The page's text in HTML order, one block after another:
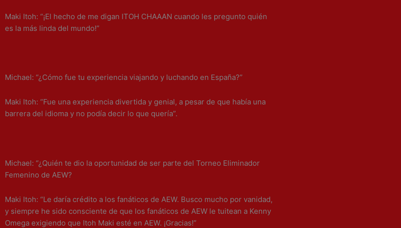
Maki Itoh: “¡El hecho de me digan ITOH CHAAAN cuando les pregunto quién
es la más linda del mundo!”
Michael: “¿Cómo fue tu experiencia viajando y luchando en España?”
Maki Itoh: “Fue una experiencia divertida y genial, a pesar de que había una
barrera del idioma y no podía decir lo que quería”.
Michael: “¿Quién te dio la oportunidad de ser parte del Torneo Eliminador
Femenino de AEW?
Maki Itoh: “Le daría crédito a los fanáticos de AEW. Busco mucho por vanidad,
y siempre he sido consciente de que los fanáticos de AEW le tuitean a Kenny
Omega exigiendo que Itoh Maki esté en AEW. ¡Gracias!”